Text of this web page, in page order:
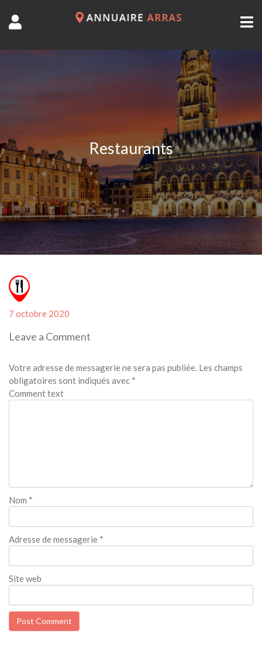
Restaurants
Posted
7 octobre 2020
Leave a Comment
Votre adresse de messagerie ne sera pas publiée. Les champs
obligatoires sont indiqués avec *
Comment text
Nom *
Adresse de messagerie *
Site web